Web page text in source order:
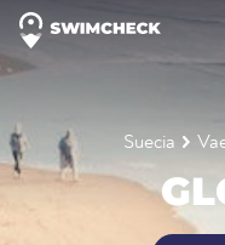
Suecia